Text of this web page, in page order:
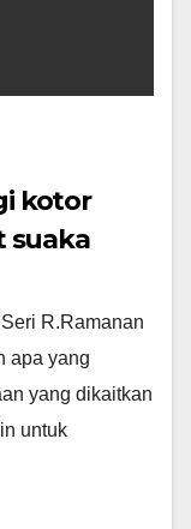
kotor
suaka
R.Ramanan
apa yang
yang dikaitkan
untuk